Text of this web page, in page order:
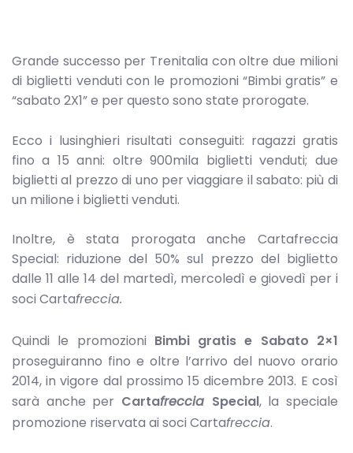
Grande successo per Trenitalia con oltre due milioni
di biglietti venduti con le promozioni “Bimbi gratis” e
“sabato 2X1” e per questo sono state prorogate.
Ecco i lusinghieri risultati conseguiti: ragazzi gratis
fino a 15 anni: oltre 900mila biglietti venduti; due
biglietti al prezzo di uno per viaggiare il sabato: più di
un milione i biglietti venduti.
Inoltre, è stata prorogata anche Cartafreccia
Special: riduzione del 50% sul prezzo del biglietto
dalle 11 alle 14 del martedì, mercoledì e giovedì per i
soci Cartafreccia.
Quindi le promozioni Bimbi gratis e Sabato 2×1
proseguiranno fino e oltre l’arrivo del nuovo orario
2014, in vigore dal prossimo 15 dicembre 2013. E così
sarà anche per Cartafreccia Special, la speciale
promozione riservata ai soci Cartafreccia.